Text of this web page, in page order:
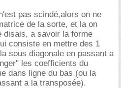
pas scindé,alors on ne
de la sorte, et la on
disais, a savoir la forme
consiste en mettre des 1
sous diagonale en passant a
les coefficients du
dans ligne du bas (ou la
a la transposée).